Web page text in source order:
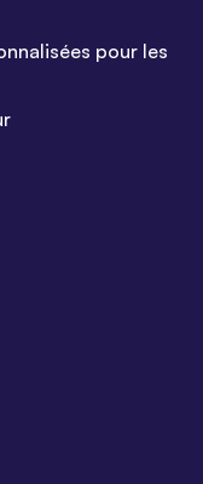
pour les